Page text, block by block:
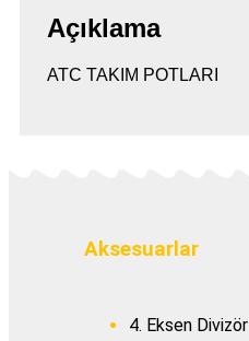
Açıklama
ATC TAKIM POTLARI
Aksesuarlar
4. Eksen Divizör